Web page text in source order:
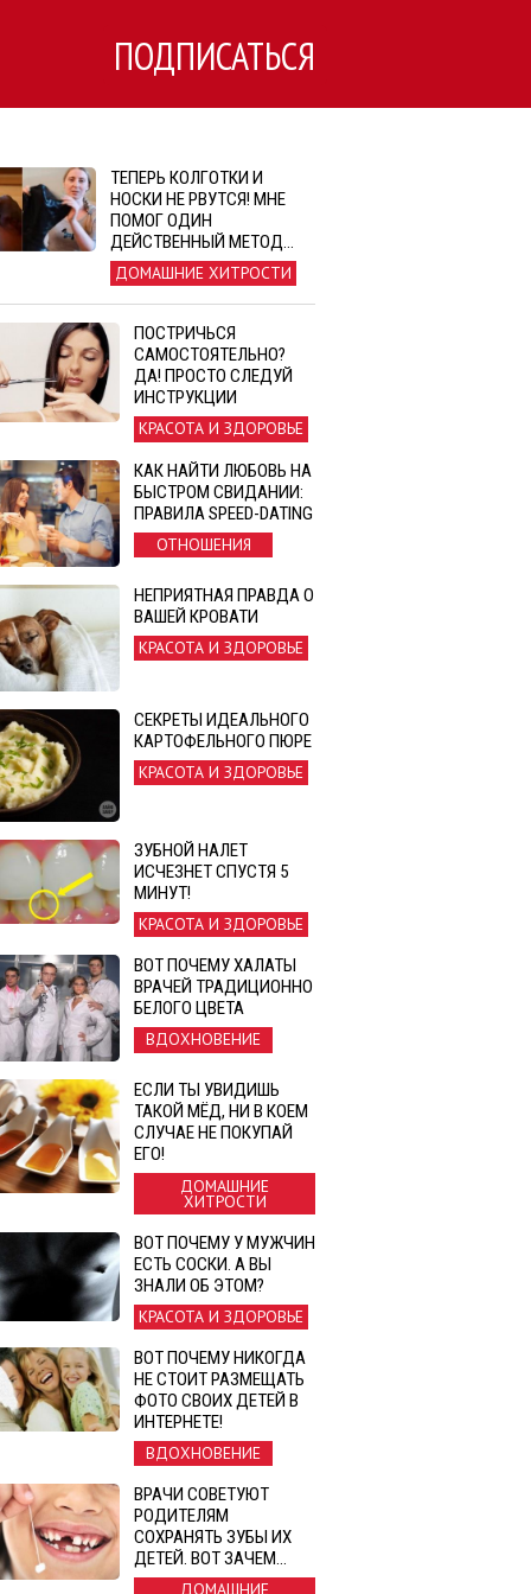
ПОДПИСАТЬСЯ
ТЕПЕРЬ КОЛГОТКИ И
НОСКИ НЕ РВУТСЯ! МНЕ
ПОМОГ ОДИН
ДЕЙСТВЕННЫЙ МЕТОД…
ДОМАШНИЕ ХИТРОСТИ
ПОСТРИЧЬСЯ
САМОСТОЯТЕЛЬНО?
ДА! ПРОСТО СЛЕДУЙ
ИНСТРУКЦИИ
КРАСОТА И ЗДОРОВЬЕ
КАК НАЙТИ ЛЮБОВЬ НА
БЫСТРОМ СВИДАНИИ:
ПРАВИЛА SPEED-DATING
ОТНОШЕНИЯ
НЕПРИЯТНАЯ ПРАВДА О
ВАШЕЙ КРОВАТИ
КРАСОТА И ЗДОРОВЬЕ
СЕКРЕТЫ ИДЕАЛЬНОГО
КАРТОФЕЛЬНОГО ПЮРЕ
КРАСОТА И ЗДОРОВЬЕ
ЗУБНОЙ НАЛЕТ
ИСЧЕЗНЕТ СПУСТЯ 5
МИНУТ!
КРАСОТА И ЗДОРОВЬЕ
ВОТ ПОЧЕМУ ХАЛАТЫ
ВРАЧЕЙ ТРАДИЦИОННО
БЕЛОГО ЦВЕТА
ВДОХНОВЕНИЕ
ЕСЛИ ТЫ УВИДИШЬ
ТАКОЙ МЁД, НИ В КОЕМ
СЛУЧАЕ НЕ ПОКУПАЙ
ЕГО!
ДОМАШНИЕ
ХИТРОСТИ
ВОТ ПОЧЕМУ У МУЖЧИН
ЕСТЬ СОСКИ. А ВЫ
ЗНАЛИ ОБ ЭТОМ?
КРАСОТА И ЗДОРОВЬЕ
ВОТ ПОЧЕМУ НИКОГДА
НЕ СТОИТ РАЗМЕЩАТЬ
ФОТО СВОИХ ДЕТЕЙ В
ИНТЕРНЕТЕ!
ВДОХНОВЕНИЕ
ВРАЧИ СОВЕТУЮТ
РОДИТЕЛЯМ
СОХРАНЯТЬ ЗУБЫ ИХ
ДЕТЕЙ. ВОТ ЗАЧЕМ…
ДОМАШНИЕ